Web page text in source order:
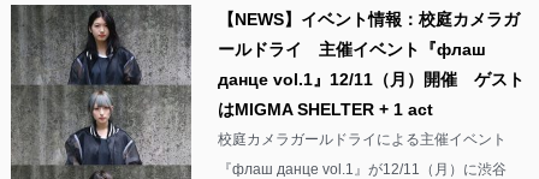
【NEWS】イベント情報：校庭カメラガ
ールドライ 主催イベント『флаш
данце vol.1』12/11（月）開催 ゲスト
はMIGMA SHELTER + 1 act
校庭カメラガールドライによる主催イベント
『флаш данце vol.1』が12/11（月）に渋谷